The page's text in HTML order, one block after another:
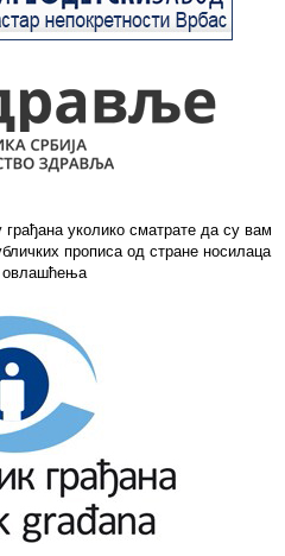
уколико сматрате да су вам
прописа од стране носилаца
овлашћења